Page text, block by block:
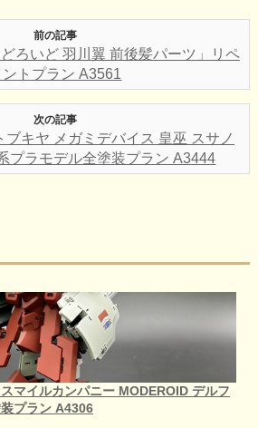
前の記事
ろいど 羽川翼 前後髪パーツ」リペ
ントプラン A3561
次の記事
キヤ メガミデバイス 皇巫 スサノ
プラモデル全塗装プラン A3444
マイルカンパニー MODEROID デルフ
プラン A4306